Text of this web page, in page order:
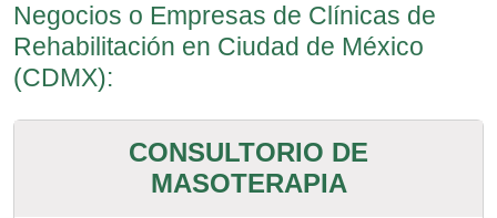
Negocios o Empresas de Clínicas de
Rehabilitación en Ciudad de México
(CDMX):
CONSULTORIO DE
MASOTERAPIA